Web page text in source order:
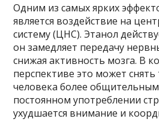
Одним из самых ярких
является воздействие на
систему (ЦНС). Этанол
он замедляет передачу
снижая активность мозга. В
перспективе это может снять
человека более
постоянном употреблении
ухудшается внимание и